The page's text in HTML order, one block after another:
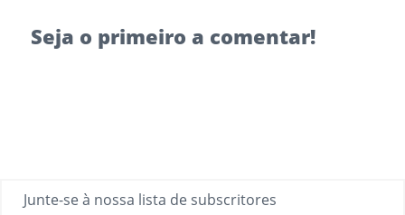
Seja o primeiro a comentar!
Junte-se à nossa lista de subscritores